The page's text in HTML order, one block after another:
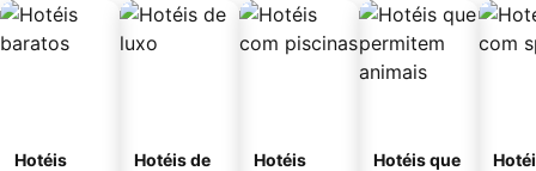
Hotéis
Hotéis de
Hotéis
Hotéis que